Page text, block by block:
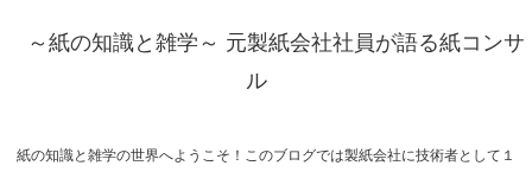
～紙の知識と雑学～ 元製紙会社社員が語る紙コンサ
ル
紙の知識と雑学の世界へようこそ！このブログでは製紙会社に技術者として１